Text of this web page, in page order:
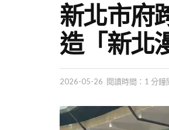
新北市府
造「新北
2026-05-26 閱讀時間：1 分鐘